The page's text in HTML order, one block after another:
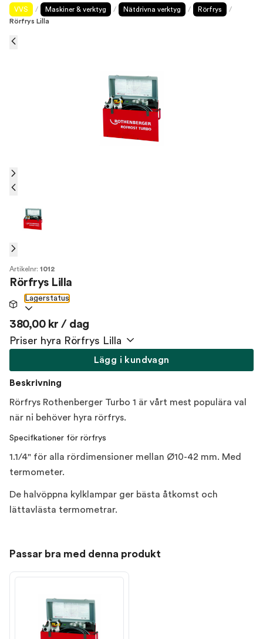
VVS / Maskiner & verktyg / Nätdrivna verktyg / Rörfrys
/
Rörfrys Lilla
Artikelnr: 1012
Rörfrys Lilla
Lagerstatus
380,00 kr / dag
Priser hyra Rörfrys Lilla
Lägg i kundvagn
Beskrivning
Rörfrys Rothenberger Turbo 1 är vårt mest populära val
när ni behöver hyra rörfrys.
Specifkationer för rörfrys
1.1/4" för alla rördimensioner mellan Ø10-42 mm. Med
termometer.
De halvöppna kylklampar ger bästa åtkomst och
lättavlästa termometrar.
Passar bra med denna produkt